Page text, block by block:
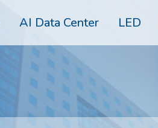
AI Data Center LED